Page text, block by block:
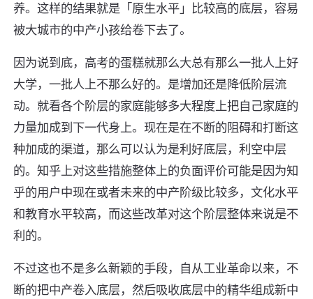
养。这样的结果就是「原生水平」比较高的底层，容易
被大城市的中产小孩给卷下去了。
因为说到底，高考的蛋糕就那么大总有那么一批人上好
大学，一批人上不那么好的。是增加还是降低阶层流
动。就看各个阶层的家庭能够多大程度上把自己家庭的
力量加成到下一代身上。现在是在不断的阻碍和打断这
种加成的渠道，那么可以认为是利好底层，利空中层
的。知乎上对这些措施整体上的负面评价可能是因为知
乎的用户中现在或者未来的中产阶级比较多，文化水平
和教育水平较高，而这些改革对这个阶层整体来说是不
利的。
不过这也不是多么新颖的手段，自从工业革命以来，不
断的把中产卷入底层，然后吸收底层中的精华组成新中